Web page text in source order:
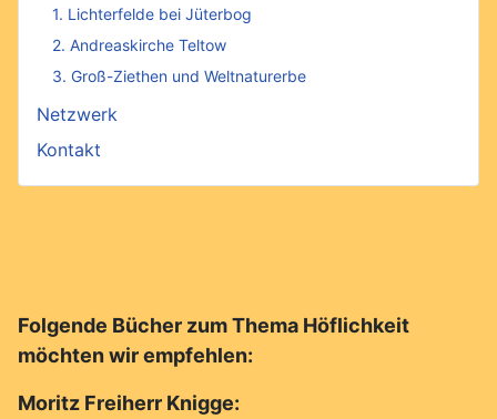
1. Lichterfelde bei Jüterbog
2. Andreaskirche Teltow
3. Groß-Ziethen und Weltnaturerbe
Netzwerk
Kontakt
Folgende Bücher zum Thema Höflichkeit
möchten wir empfehlen:
Moritz Freiherr Knigge: